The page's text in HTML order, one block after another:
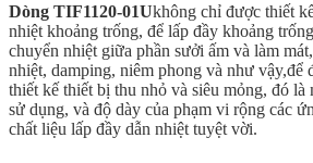
Dòng TIF1120-01Ukhông chỉ được thiết
nhiệt khoảng trống, để lấp đầy khoảng
chuyển nhiệt giữa phần sưởi ấm và làm
nhiệt, damping, niêm phong và như vậy,để
thiết kế thiết bị thu nhỏ và siêu mỏng, đó là
sử dụng, và độ dày của phạm vi rộng các
chất liệu lấp đầy dẫn nhiệt tuyệt vời.